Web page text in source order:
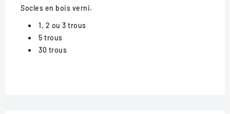
Socles en bois verni.
1, 2 ou 3 trous
5 trous
30 trous